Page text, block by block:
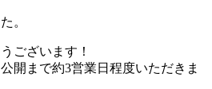
。
ございます！
開まで約3営業日程度いただきま